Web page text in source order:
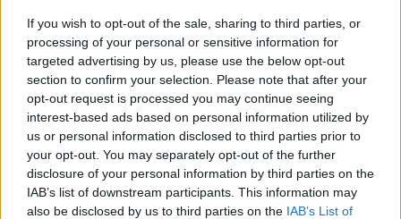
If you wish to opt-out of the sale, sharing to third parties, or
processing of your personal or sensitive information for
targeted advertising by us, please use the below opt-out
section to confirm your selection. Please note that after your
opt-out request is processed you may continue seeing
interest-based ads based on personal information utilized by
us or personal information disclosed to third parties prior to
your opt-out. You may separately opt-out of the further
disclosure of your personal information by third parties on the
IAB’s list of downstream participants. This information may
also be disclosed by us to third parties on the IAB’s List of
1 Η Ελένη Φωτοπούλου ευχήθηκε για τη
γιορτή του Άκη Παυλόπουλου: «Δεκαπέντε
χρόνια μου διδάσκει υπομονή και αγάπη»
2Αριστοτέλης Δαμίγος: Στο Αποτεφρωτήριο
Ριτσώνας το «ύστατο χαίρε» στον Έλληνα
σύνδεσμο του ελικοπτέρου που έπεσε στην
Ψάθα
3Η Αγγελική Ηλιάδη περιγράφει το θαύμα
που έζησε και πώς είδε τον Χριστό μπροστά
της: «Ήταν ό,τι πιο όμορφο έχω δει στη ζωή
μου»